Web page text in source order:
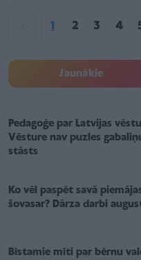
1 2 3 4
Jaunākie
Pedagoģe par Latvijas
Vēsture nav puzles
stāsts
Ko vēl paspēt savā
šovasar? Dārza darbi
Bīstamie mīti par bērnu